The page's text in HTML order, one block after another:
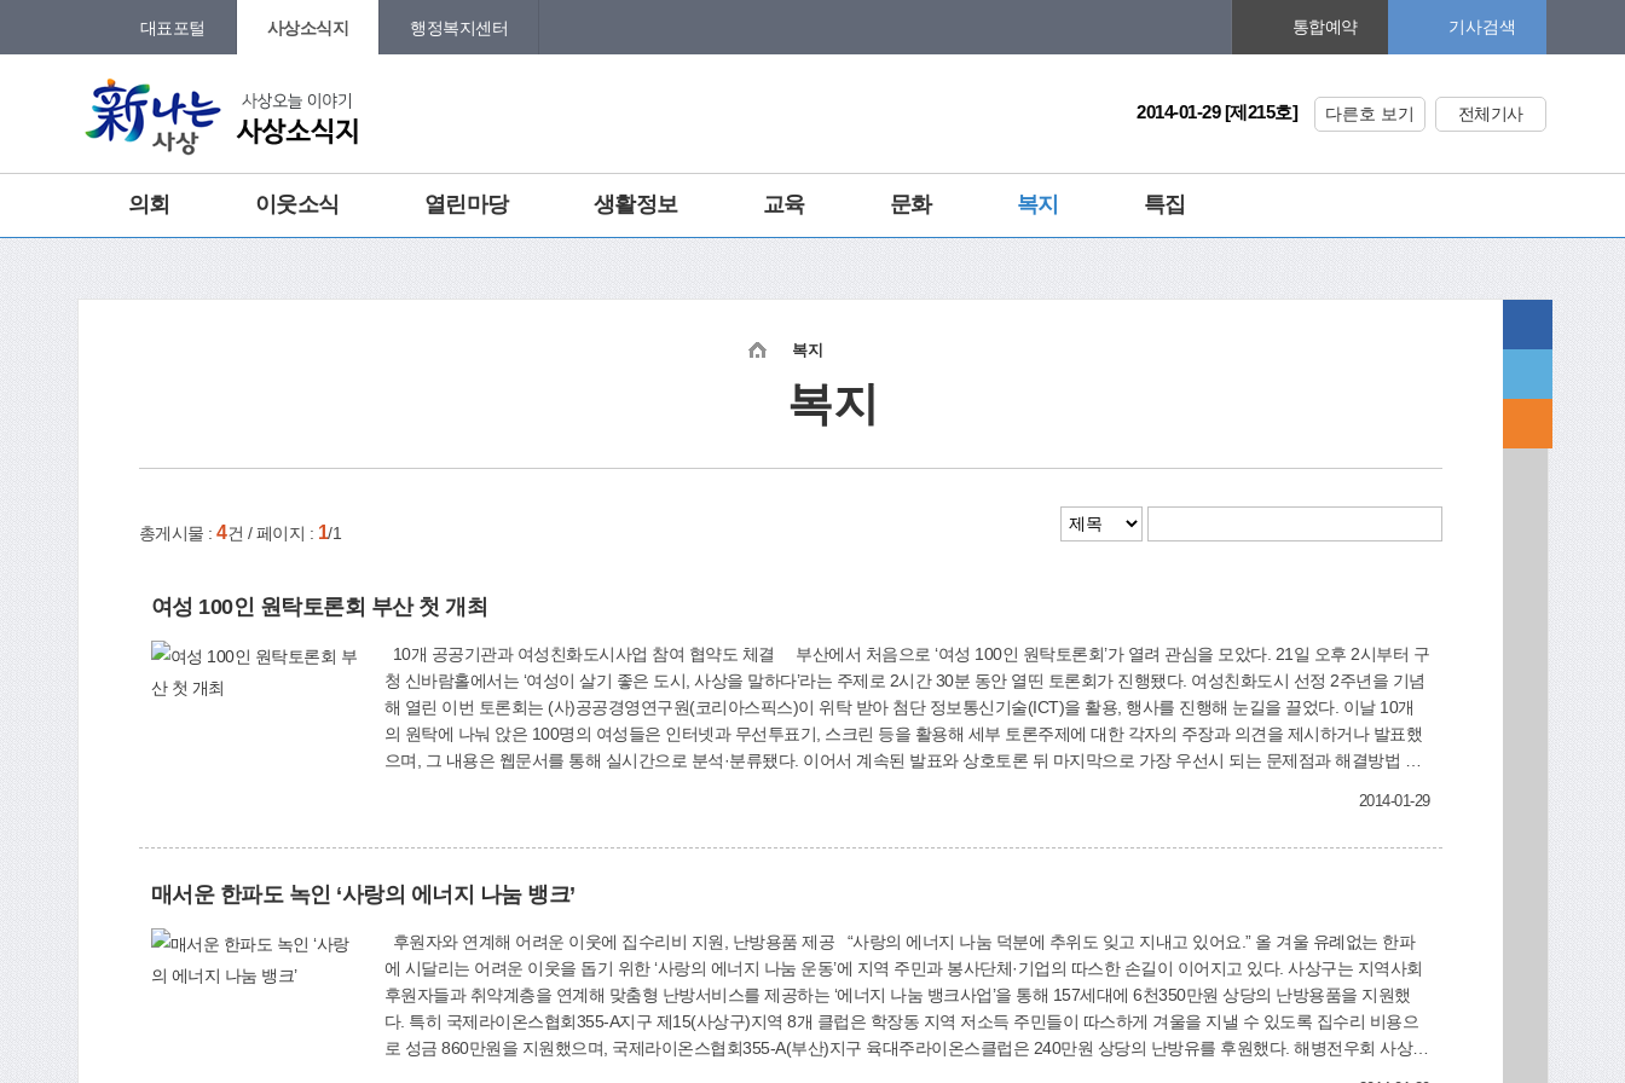
대표포털 사상소식지 행정복지센터 통합예약 기사검색
2014-01-29 [제215호] 다른호 보기 전체기사
의회 이웃소식 열린마당 생활정보 교육 문화 복지 특집
복지
복지
총게시물 : 4건 / 페이지 : 1/1
여성 100인 원탁토론회 부산 첫 개최
10개 공공기관과 여성친화도시사업 참여 협약도 체결 부산에서 처음으로 ‘여성 100인 원탁토론회’가 열려 관심을 모았다. 21일 오후 2시부터 구
청 신바람홀에서는 ‘여성이 살기 좋은 도시, 사상을 말하다’라는 주제로 2시간 30분 동안 열띤 토론회가 진행됐다. 여성친화도시 선정 2주년을 기념
해 열린 이번 토론회는 (사)공공경영연구원(코리아스픽스)이 위탁 받아 첨단 정보통신기술(ICT)을 활용, 행사를 진행해 눈길을 끌었다. 이날 10개
의 원탁에 나눠 앉은 100명의 여성들은 인터넷과 무선투표기, 스크린 등을 활용해 세부 토론주제에 대한 각자의 주장과 의견을 제시하거나 발표했
으며, 그 내용은 웹문서를 통해 실시간으로 분석·분류됐다. 이어서 계속된 발표와 상호토론 뒤 마지막으로 가장 우선시 되는 문제점과 해결방법 등
2014-01-29
매서운 한파도 녹인 ‘사랑의 에너지 나눔 뱅크’
후원자와 연계해 어려운 이웃에 집수리비 지원, 난방용품 제공 “사랑의 에너지 나눔 덕분에 추위도 잊고 지내고 있어요.” 올 겨울 유례없는 한파
에 시달리는 어려운 이웃을 돕기 위한 ‘사랑의 에너지 나눔 운동’에 지역 주민과 봉사단체·기업의 따스한 손길이 이어지고 있다. 사상구는 지역사회
후원자들과 취약계층을 연계해 맞춤형 난방서비스를 제공하는 ‘에너지 나눔 뱅크사업’을 통해 157세대에 6천350만원 상당의 난방용품을 지원했
다. 특히 국제라이온스협회355-A지구 제15(사상구)지역 8개 클럽은 학장동 지역 저소득 주민들이 따스하게 겨울을 지낼 수 있도록 집수리 비용으
로 성금 860만원을 지원했으며, 국제라이온스협회355-A(부산)지구 육대주라이온스클럽은 240만원 상당의 난방유를 후원했다. 해병전우회 사상구